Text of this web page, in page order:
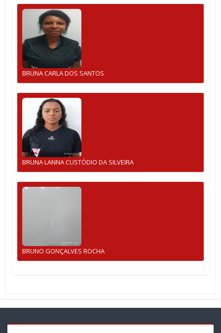
BRUNA CARLA DOS SANTOS
BRUNA LANNA CUSTÓDIO DA SILVEIRA
BRUNO GONÇALVES ROCHA